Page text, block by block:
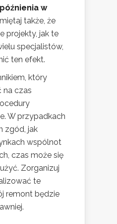
w
także, że
projekty, jak te
specjalistów,
ten efekt.
który
na czas
W przypadkach
zgód, jak
wspólnot
czas może się
Zorganizuj
te
remont będzie